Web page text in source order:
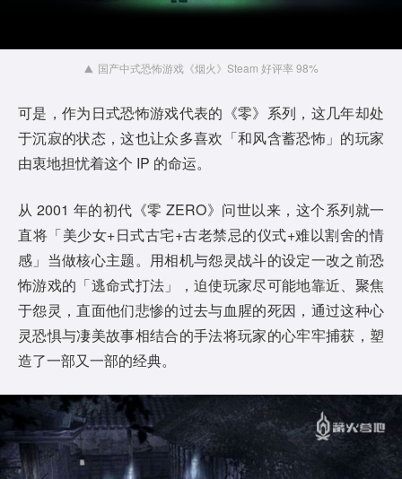
国产中式恐怖游戏《烟火》Steam 好评率 98%
可是，作为日式恐怖游戏代表的《零》系列，这几年却处
于沉寂的状态，这也让众多喜欢「和风含蓄恐怖」的玩家
由衷地担忧着这个 IP 的命运。
从 2001 年的初代《零 ZERO》问世以来，这个系列就一
直将「美少女+日式古宅+古老禁忌的仪式+难以割舍的情
感」当做核心主题。用相机与怨灵战斗的设定一改之前恐
怖游戏的「逃命式打法」，迫使玩家尽可能地靠近、聚焦
于怨灵，直面他们悲惨的过去与血腥的死因，通过这种心
灵恐惧与凄美故事相结合的手法将玩家的心牢牢捕获，塑
造了一部又一部的经典。